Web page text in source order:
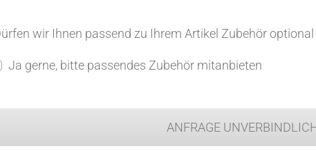
wir Ihnen passend zu Ihrem Artikel Zubehör
Ja gerne, bitte passendes Zubehör mitanbieten
ANFRAGE